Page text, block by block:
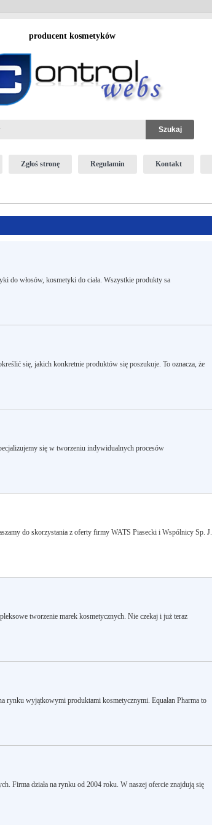
producent kosmetyków
Zgłoś stronę Regulamin Kontakt
do włosów, kosmetyki do ciała. Wszystkie produkty sa
się, jakich konkretnie produktów się poszukuje. To oznacza, że
się w tworzeniu indywidualnych procesów
do skorzystania z oferty firmy WATS Piasecki i Wspólnicy Sp. J.
tworzenie marek kosmetycznych. Nie czekaj i już teraz
rynku wyjątkowymi produktami kosmetycznymi. Equalan Pharma to
Firma działa na rynku od 2004 roku. W naszej ofercie znajdują się